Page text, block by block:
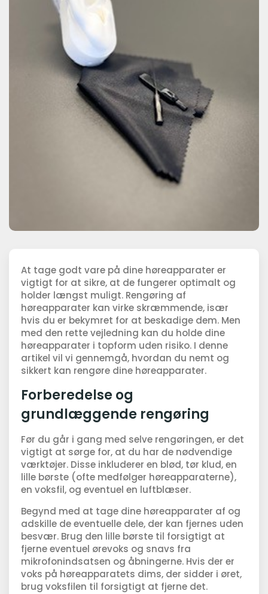
At tage godt vare på dine høreapparater er
vigtigt for at sikre, at de fungerer optimalt og
holder længst muligt. Rengøring af
høreapparater kan virke skræmmende, især
hvis du er bekymret for at beskadige dem. Men
med den rette vejledning kan du holde dine
høreapparater i topform uden risiko. I denne
artikel vil vi gennemgå, hvordan du nemt og
sikkert kan rengøre dine høreapparater.
Forberedelse og
grundlæggende rengøring
Før du går i gang med selve rengøringen, er det
vigtigt at sørge for, at du har de nødvendige
værktøjer. Disse inkluderer en blød, tør klud, en
lille børste (ofte medfølger høreapparaterne),
en voksfil, og eventuel en luftblæser.
Begynd med at tage dine høreapparater af og
adskille de eventuelle dele, der kan fjernes uden
besvær. Brug den lille børste til forsigtigt at
fjerne eventuel ørevoks og snavs fra
mikrofonindsatsen og åbningerne. Hvis der er
voks på høreapparatets dims, der sidder i øret,
brug voksfilen til forsigtigt at fjerne det.